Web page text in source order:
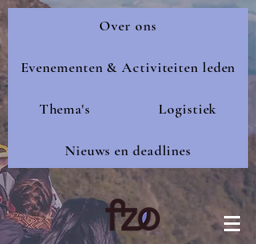
Over ons
Evenementen & Activiteiten leden
Thema's Logistiek
Nieuws en deadlines